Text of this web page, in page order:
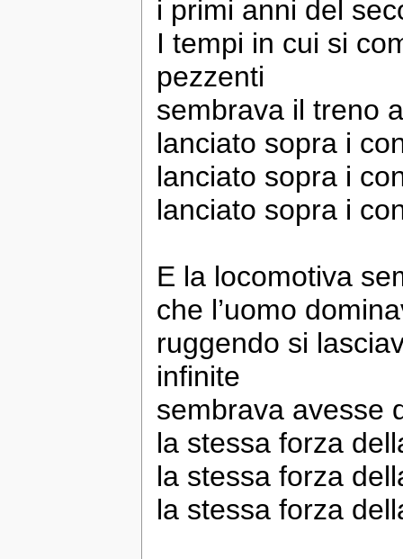
i primi anni del
I tempi in cui si
pezzenti
sembrava il treno
lanciato sopra i
lanciato sopra i
lanciato sopra i
E la locomotiva
che l’uomo
ruggendo si
infinite
sembrava avesse
la stessa forza
la stessa forza
la stessa forza